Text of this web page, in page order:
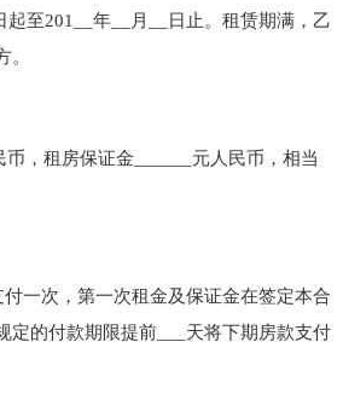
至201__年__月__日止。租赁期满，乙
。
，租房保证金______元人民币，相当
次，第一次租金及保证金在签定本合
定的付款期限提前___天将下期房款支付